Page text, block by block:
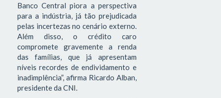
Banco Central piora a perspectiva
para a indústria, já tão prejudicada
pelas incertezas no cenário externo.
Além disso, o crédito caro
compromete gravemente a renda
das famílias, que já apresentam
níveis recordes de endividamento e
inadimplência”, afirma Ricardo Alban,
presidente da CNI.